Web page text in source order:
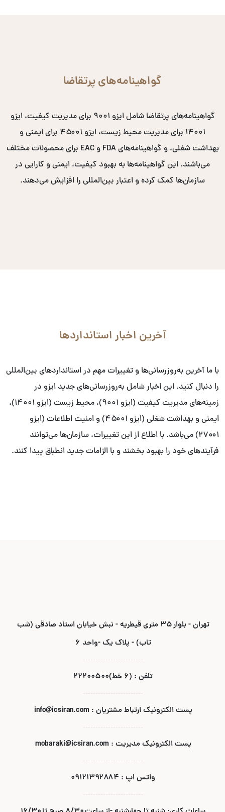
گواهینامه‌های پرتقاضا
گواهینامه‌های پرتقاضا شامل ایزو ۹۰۰۱ برای مدیریت کیفیت، ایزو
۱۴۰۰۱ برای مدیریت محیط زیست، ایزو ۴۵۰۰۱ برای ایمنی و
بهداشت شغلی، و گواهینامه‌های FDA و EAC برای محصولات مختلف
می‌باشند. این گواهینامه‌ها به بهبود کیفیت، ایمنی و کارایی در
سازمان‌ها کمک کرده و اعتبار بین‌المللی را افزایش می‌دهند.
آخرین اخبار استانداردها
با ما آخرین به‌روزرسانی‌ها و تغییرات مهم در استانداردهای بین‌المللی
را دنبال کنید. این اخبار شامل به‌روزرسانی‌های جدید ایزو در
زمینه‌های مدیریت کیفیت (ایزو ۹۰۰۱)، محیط زیست (ایزو ۱۴۰۰۱)،
ایمنی و بهداشت شغلی (ایزو ۴۵۰۰۱) و امنیت اطلاعات (ایزو
۲۷۰۰۱) می‌باشد. با اطلاع از این تغییرات، سازمان‌ها می‌توانند
فرآیندهای خود را بهبود بخشند و با الزامات جدید انطباق پیدا کنند.
تهران - بلوار ۳۵ متری قیطریه - نبش خیابان استاد صادقی (شب
تاب) - پلاک یک -واحد ۶
تلفن : (۶ خط)۲۲۲۰۰۵۰۰
پست الکترونیک ارتباط مشتریان : info@icsiran.com
پست الکترونیک مدیریت : mobaraki@icsiran.com
واتس اپ : ۰۹۱۲۱۳۹۲۸۸۴